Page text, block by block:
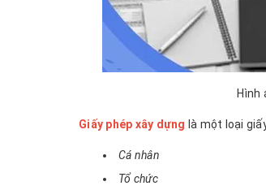
Hình
Giấy phép xây dựng là một loại
Cá nhân
Tổ chức